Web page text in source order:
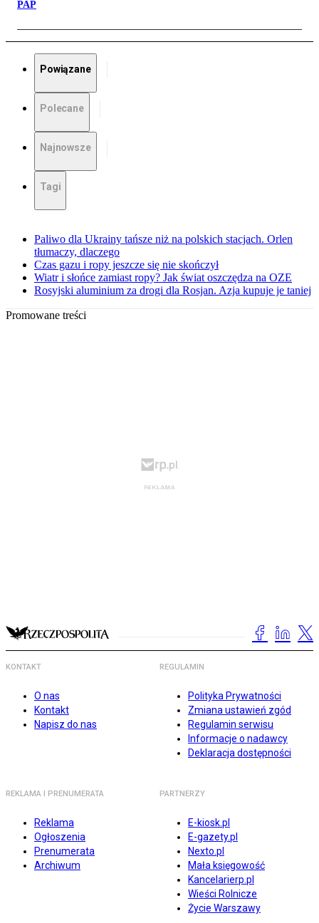
PAP
Powiązane
Polecane
Najnowsze
Tagi
Paliwo dla Ukrainy tańsze niż na polskich stacjach. Orlen
tłumaczy, dlaczego
Czas gazu i ropy jeszcze się nie skończył
Wiatr i słońce zamiast ropy? Jak świat oszczędza na OZE
Rosyjski aluminium za drogi dla Rosjan. Azja kupuje je taniej
Promowane treści
KONTAKT
O nas
Kontakt
Napisz do nas
REGULAMIN
Polityka Prywatności
Zmiana ustawień zgód
Regulamin serwisu
Informacje o nadawcy
Deklaracja dostępności
REKLAMA I PRENUMERATA
Reklama
Ogłoszenia
Prenumerata
Archiwum
PARTNERZY
E-kiosk.pl
E-gazety.pl
Nexto.pl
Mała księgowość
Kancelarierp.pl
Wieści Rolnicze
Życie Warszawy